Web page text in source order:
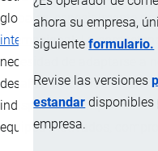
ahora su empresa,
siguienteformulario.
Revise las versiones
estandar disponibles
empresa.
globales, especialmente
internacional. La
necesidad de adaptarse a
desafíos de operación en
indispensable implementar
equipos motivados,